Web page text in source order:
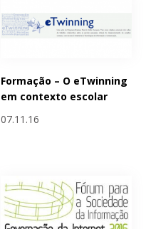
Formação – O eTwinning
em contexto escolar
07.11.16